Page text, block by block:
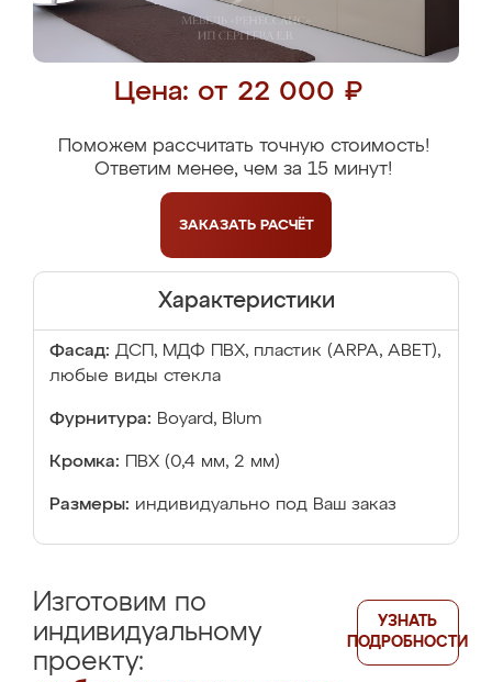
Цена: от 22 000 ₽
Поможем рассчитать точную стоимость!
Ответим менее, чем за 15 минут!
ЗАКАЗАТЬ РАСЧЁТ
Характеристики
Фасад: ДСП, МДФ ПВХ, пластик (ARPA, ABET),
любые виды стекла
Фурнитура: Boyard, Blum
Кромка: ПВХ (0,4 мм, 2 мм)
Размеры: индивидуально под Ваш заказ
Изготовим по
индивидуальному
проекту:
УЗНАТЬ
ПОДРОБНОСТИ